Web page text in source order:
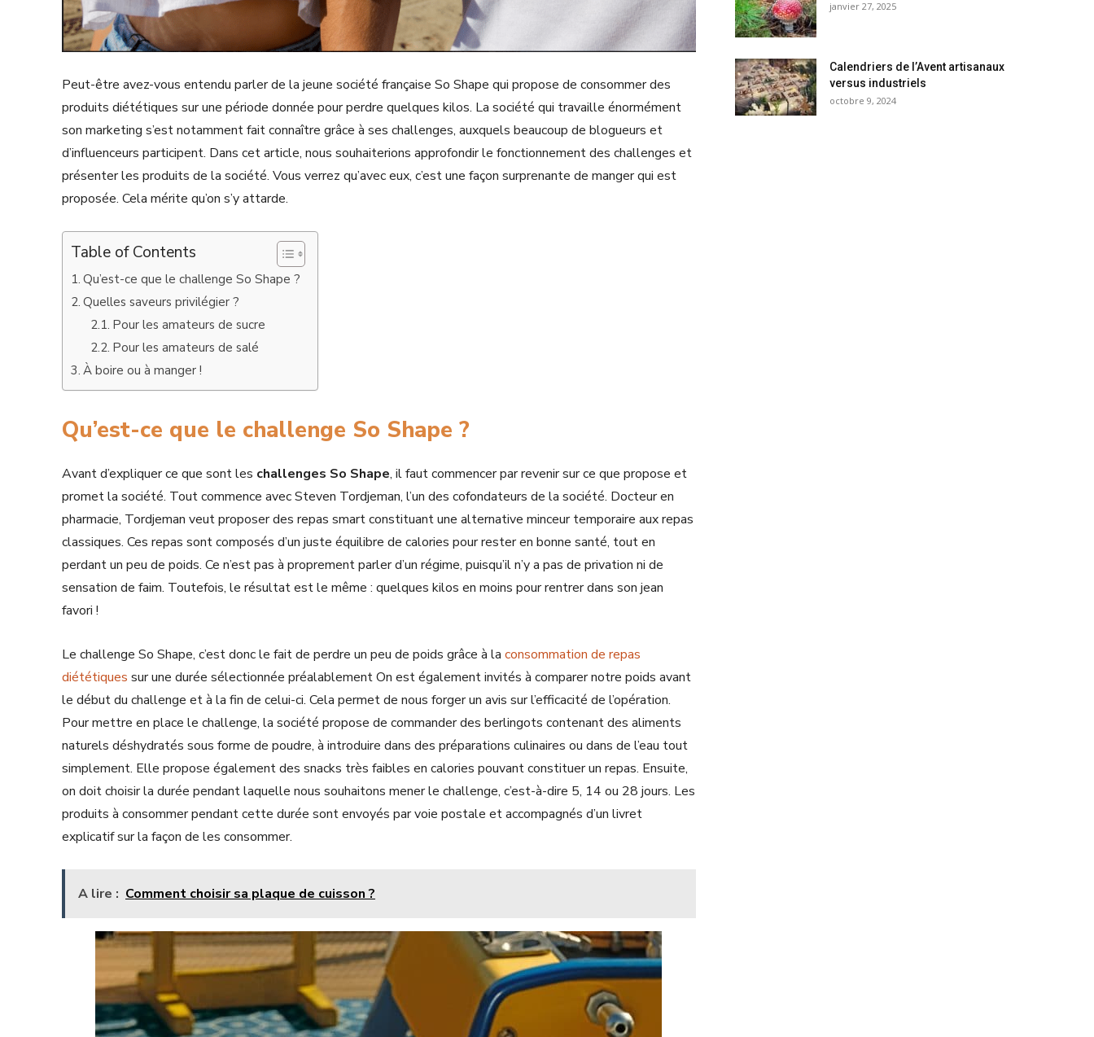
Peut-être avez-vous entendu parler de la jeune société française So Shape qui propose de consommer des
produits diététiques sur une période donnée pour perdre quelques kilos. La société qui travaille énormément
son marketing s’est notamment fait connaître grâce à ses challenges, auxquels beaucoup de blogueurs et
d’influenceurs participent. Dans cet article, nous souhaiterions approfondir le fonctionnement des challenges et
présenter les produits de la société. Vous verrez qu’avec eux, c’est une façon surprenante de manger qui est
proposée. Cela mérite qu’on s’y attarde.
Table of Contents
Qu’est-ce que le challenge So Shape ?
Quelles saveurs privilégier ?
Pour les amateurs de sucre
Pour les amateurs de salé
À boire ou à manger !
Qu’est-ce que le challenge So Shape ?
Avant d’expliquer ce que sont les challenges So Shape, il faut commencer par revenir sur ce que propose et
promet la société. Tout commence avec Steven Tordjeman, l’un des cofondateurs de la société. Docteur en
pharmacie, Tordjeman veut proposer des repas smart constituant une alternative minceur temporaire aux repas
classiques. Ces repas sont composés d’un juste équilibre de calories pour rester en bonne santé, tout en
perdant un peu de poids. Ce n’est pas à proprement parler d’un régime, puisqu’il n’y a pas de privation ni de
sensation de faim. Toutefois, le résultat est le même : quelques kilos en moins pour rentrer dans son jean
favori !
Le challenge So Shape, c’est donc le fait de perdre un peu de poids grâce à la consommation de repas
diététiques sur une durée sélectionnée préalablement On est également invités à comparer notre poids avant
le début du challenge et à la fin de celui-ci. Cela permet de nous forger un avis sur l’efficacité de l’opération.
Pour mettre en place le challenge, la société propose de commander des berlingots contenant des aliments
naturels déshydratés sous forme de poudre, à introduire dans des préparations culinaires ou dans de l’eau tout
simplement. Elle propose également des snacks très faibles en calories pouvant constituer un repas. Ensuite,
on doit choisir la durée pendant laquelle nous souhaitons mener le challenge, c’est-à-dire 5, 14 ou 28 jours. Les
produits à consommer pendant cette durée sont envoyés par voie postale et accompagnés d’un livret
explicatif sur la façon de les consommer.
A lire : Comment choisir sa plaque de cuisson ?
janvier 27, 2025
Calendriers de l’Avent artisanaux
versus industriels
octobre 9, 2024